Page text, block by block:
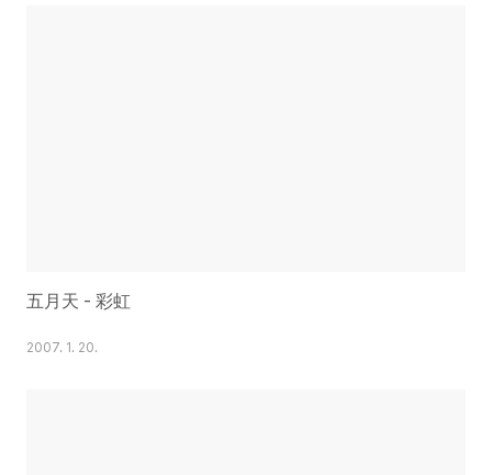
五月天 - 彩虹
2007. 1. 20.